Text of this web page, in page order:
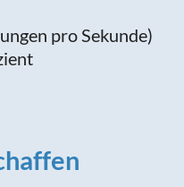
pro Sekunde)